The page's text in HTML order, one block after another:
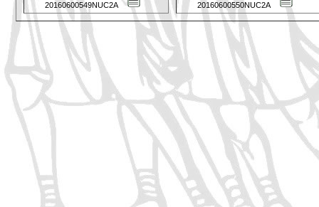
20160600549NUC2A 20160600550NUC2A